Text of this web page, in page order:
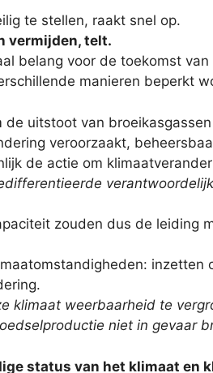
te stellen, raakt snel op.
vermijden, telt.
belang voor de toekomst
manieren beperkt
uitstoot van
veroorzaakt,
de actie om
zouden dus de leiding
inzetten
klimaat weerbaarheid te
niet in gevaar
status van het klimaat en